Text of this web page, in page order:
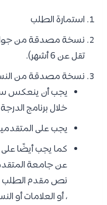
استمارة الطلب
نسخة مصدقة من جواز
تقل عن 6 أشهر).
نسخة مصدقة من
يجب أن ينعكس
خلال برنامج
يجب على
كما يجب أيضًا
عن جامعة
نص مقدم الطلب
، أو العلامات أو